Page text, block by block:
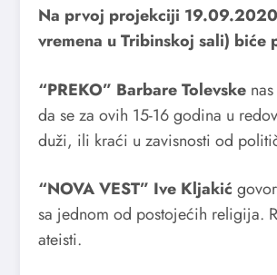
Na prvoj projekciji
vremena u Tribinskoj sali)
“PREKO” Barbare Tolevske
da se za ovih 15-16 godina u
duži, ili kraći u zavisnosti od
“NOVA VEST” Ive Kljakić
sa jednom od postojećih religija.
ateisti.